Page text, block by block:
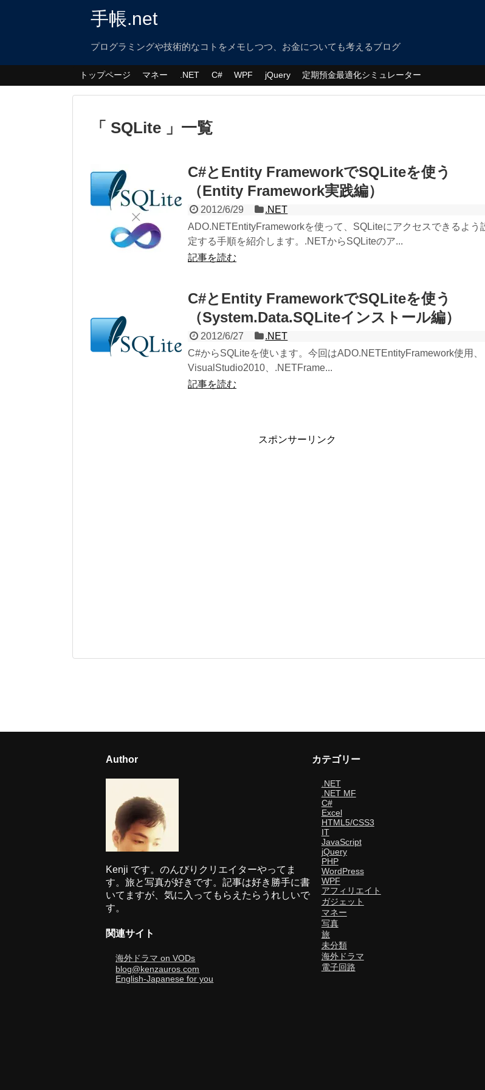
手帳.net
プログラミングや技術的なコトをメモしつつ、お金についても考えるブログ
トップページ マネー .NET C# WPF jQuery 定期預金最適化シミュレーター
SQLite 一覧
C#とEntity FrameworkでSQLiteを使う
（Entity Framework実践編）
2012/6/29
.NET
ADO.NETEntityFrameworkを使って、SQLiteにアクセスできるよう
定する手順を紹介します。.NETからSQLiteのア...
記事を読む
C#とEntity FrameworkでSQLiteを使う
（System.Data.SQLiteインストール編）
2012/6/27
.NET
C#からSQLiteを使います。今回はADO.NETEntityFramework使用、
VisualStudio2010、.NETFrame...
記事を読む
スポンサーリンク
Author
Kenji です。のんびりクリエイターやってま
す。旅と写真が好きです。記事は好き勝手に書
いてますが、気に入ってもらえたらうれしいで
す。
関連サイト
海外ドラマ on VODs
blog@kenzauros.com
English-Japanese for you
カテゴリー
.NET
.NET MF
C#
Excel
HTML5/CSS3
IT
JavaScript
jQuery
PHP
WordPress
WPF
アフィリエイト
ガジェット
マネー
写真
旅
未分類
海外ドラマ
電子回路